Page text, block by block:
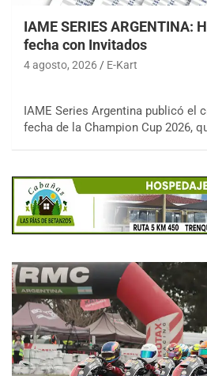
IAME SERIES ARGENTINA:
fecha con Invitados
4 agosto, 2026 E-Kart
IAME Series Argentina publicó el
fecha de la Champion Cup 2026,